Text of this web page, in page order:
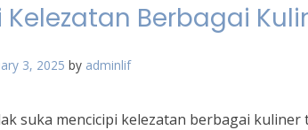
Berbagai
3, 2025 by adminlif
suka mencicipi kelezatan berbagai